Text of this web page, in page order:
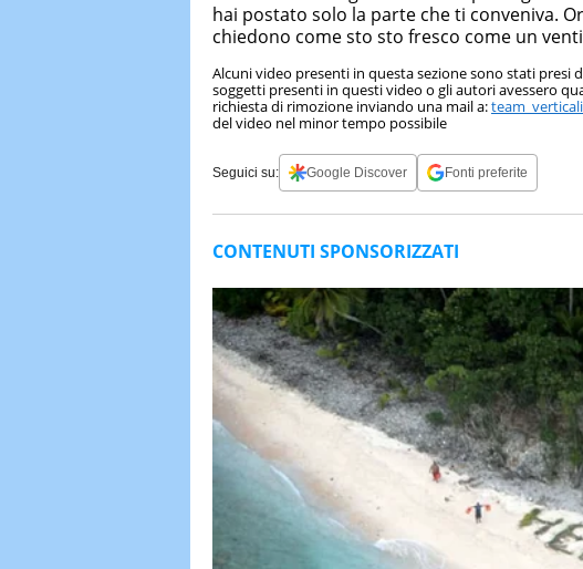
hai postato solo la parte che ti conveniva.
chiedono come sto sto fresco come un
Alcuni video presenti in questa sezione sono stati
soggetti presenti in questi video o gli autori avessero
richiesta di rimozione inviando una mail a:
del video nel minor tempo possibile
Seguici su: Google Discover Fonti preferite